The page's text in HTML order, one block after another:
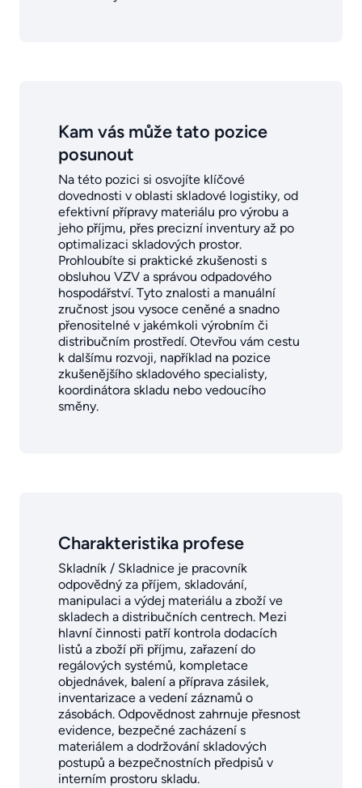
Kam vás může tato pozice
posunout
Na této pozici si osvojíte klíčové
dovednosti v oblasti skladové logistiky, od
efektivní přípravy materiálu pro výrobu a
jeho příjmu, přes precizní inventury až po
optimalizaci skladových prostor.
Prohloubíte si praktické zkušenosti s
obsluhou VZV a správou odpadového
hospodářství. Tyto znalosti a manuální
zručnost jsou vysoce ceněné a snadno
přenositelné v jakémkoli výrobním či
distribučním prostředí. Otevřou vám cestu
k dalšímu rozvoji, například na pozice
zkušenějšího skladového specialisty,
koordinátora skladu nebo vedoucího
směny.
Charakteristika profese
Skladník / Skladnice je pracovník
odpovědný za příjem, skladování,
manipulaci a výdej materiálu a zboží ve
skladech a distribučních centrech. Mezi
hlavní činnosti patří kontrola dodacích
listů a zboží při příjmu, zařazení do
regálových systémů, kompletace
objednávek, balení a příprava zásilek,
inventarizace a vedení záznamů o
zásobách. Odpovědnost zahrnuje přesnost
evidence, bezpečné zacházení s
materiálem a dodržování skladových
postupů a bezpečnostních předpisů v
interním prostoru skladu.